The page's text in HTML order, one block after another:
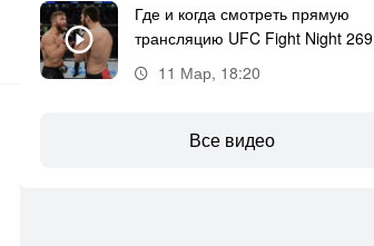
Где и когда смотреть прямую
трансляцию UFC Fight Night 269
11 Мар, 18:20
Все видео